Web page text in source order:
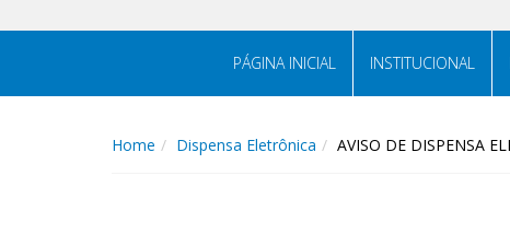
PÁGINA INICIAL INSTITUCIONAL
Home Dispensa Eletrônica AVISO DE DISPENSA